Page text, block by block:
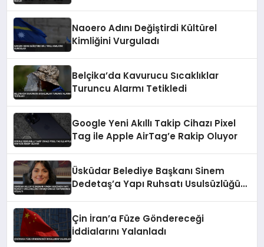
Naoero Adını Değiştirdi Kültürel
Kimliğini Vurguladı
Belçika’da Kavurucu Sıcaklıklar
Turuncu Alarmı Tetikledi
Google Yeni Akıllı Takip Cihazı Pixel
Tag ile Apple AirTag’e Rakip Oluyor
Üsküdar Belediye Başkanı Sinem
Dedetaş’a Yapı Ruhsatı Usulsüzlüğü
Çin İran’a Füze Göndereceği
İddialarını Yalanladı